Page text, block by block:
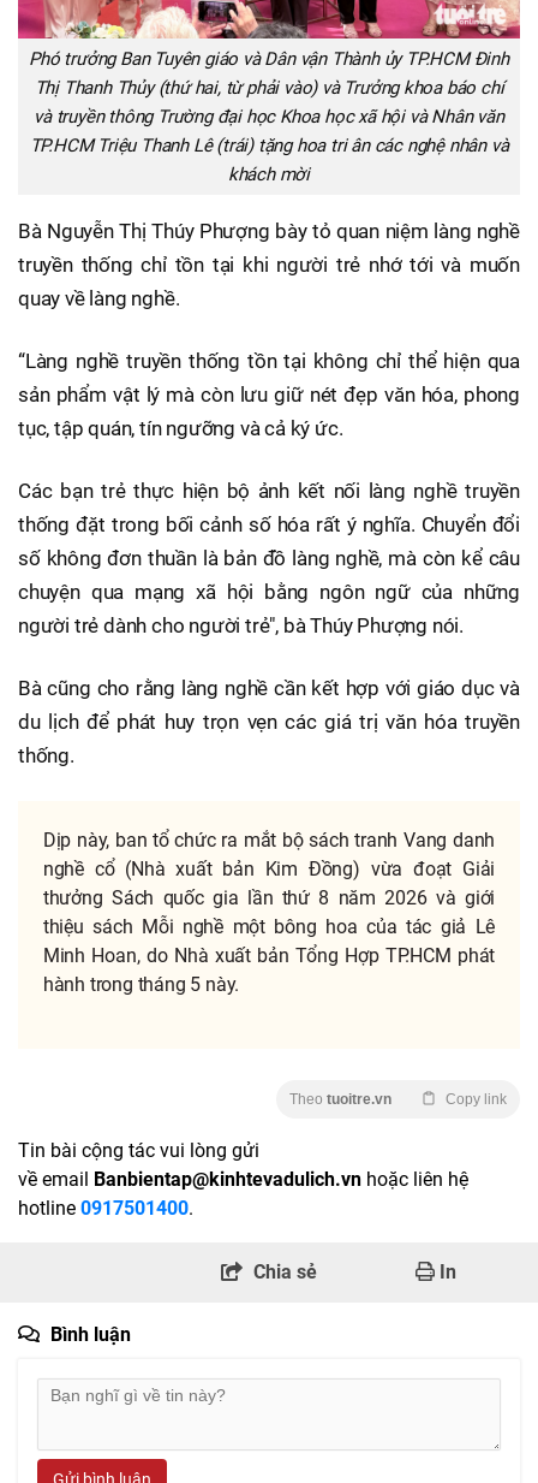
Phó trưởng Ban Tuyên giáo và Dân vận Thành ủy TP.HCM Đinh
Thị Thanh Thủy (thứ hai, từ phải vào) và Trưởng khoa báo chí
và truyền thông Trường đại học Khoa học xã hội và Nhân văn
TP.HCM Triệu Thanh Lê (trái) tặng hoa tri ân các nghệ nhân và
khách mời
Bà Nguyễn Thị Thúy Phượng bày tỏ quan niệm làng nghề
truyền thống chỉ tồn tại khi người trẻ nhớ tới và muốn
quay về làng nghề.
“Làng nghề truyền thống tồn tại không chỉ thể hiện qua
sản phẩm vật lý mà còn lưu giữ nét đẹp văn hóa, phong
tục, tập quán, tín ngưỡng và cả ký ức.
Các bạn trẻ thực hiện bộ ảnh kết nối làng nghề truyền
thống đặt trong bối cảnh số hóa rất ý nghĩa. Chuyển đổi
số không đơn thuần là bản đồ làng nghề, mà còn kể câu
chuyện qua mạng xã hội bằng ngôn ngữ của những
người trẻ dành cho người trẻ", bà Thúy Phượng nói.
Bà cũng cho rằng làng nghề cần kết hợp với giáo dục và
du lịch để phát huy trọn vẹn các giá trị văn hóa truyền
thống.
Dịp này, ban tổ chức ra mắt bộ sách tranh Vang danh
nghề cổ (Nhà xuất bản Kim Đồng) vừa đoạt Giải
thưởng Sách quốc gia lần thứ 8 năm 2026 và giới
thiệu sách Mỗi nghề một bông hoa của tác giả Lê
Minh Hoan, do Nhà xuất bản Tổng Hợp TP.HCM phát
hành trong tháng 5 này.
Theo tuoitre.vn Copy link
Tin bài cộng tác vui lòng gửi
về email Banbientap@kinhtevadulich.vn hoặc liên hệ
hotline 0917501400.
Chia sẻ In
Bình luận
Gửi bình luận